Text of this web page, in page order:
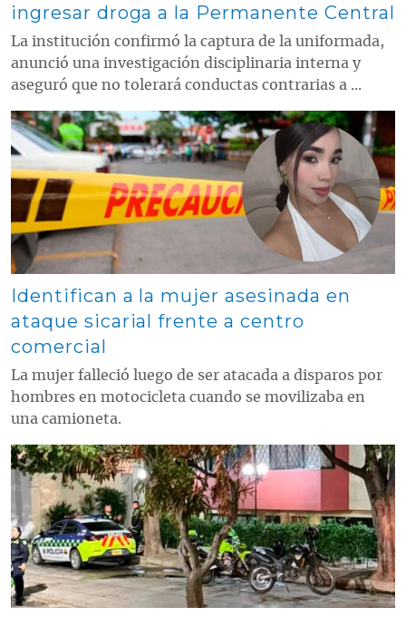
ingresar droga a la Permanente Central
La institución confirmó la captura de la uniformada,
anunció una investigación disciplinaria interna y
aseguró que no tolerará conductas contrarias a ...
Contenido multimedia principal
Identifican a la mujer asesinada en
ataque sicarial frente a centro
comercial
La mujer falleció luego de ser atacada a disparos por
hombres en motocicleta cuando se movilizaba en
una camioneta.
Contenido multimedia principal